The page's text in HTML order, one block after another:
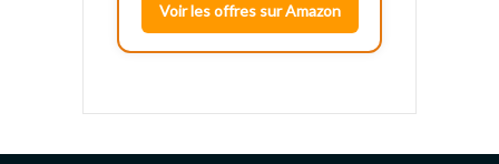
Voir les offres sur Amazon